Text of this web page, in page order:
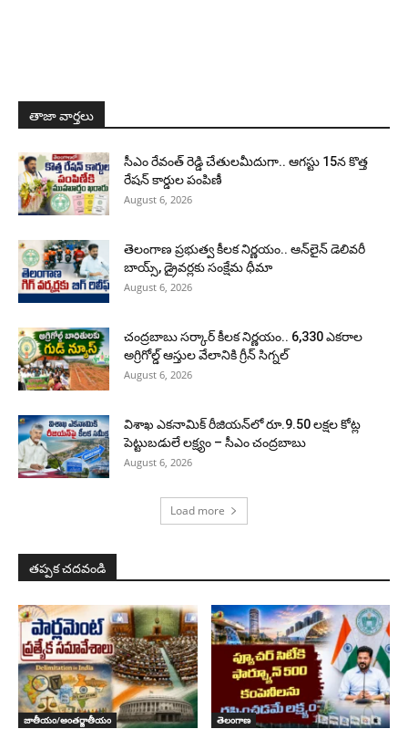
తాజా వార్తలు
సీఎం రేవంత్ రెడ్డి చేతులమీదుగా.. ఆగస్టు 15న కొత్త
రేషన్ కార్డుల పంపిణీ
August 6, 2026
తెలంగాణ ప్రభుత్వ కీలక నిర్ణయం.. ఆన్‌లైన్ డెలివరీ
బాయ్స్, డ్రైవర్లకు సంక్షేమ ధీమా
August 6, 2026
చంద్రబాబు సర్కార్ కీలక నిర్ణయం.. 6,330 ఎకరాల
అగ్రిగోల్డ్ ఆస్తుల వేలానికి గ్రీన్ సిగ్నల్
August 6, 2026
విశాఖ ఎకనామిక్ రీజియన్‌లో రూ.9.50 లక్షల కోట్ల
పెట్టుబడులే లక్ష్యం – సీఎం చంద్రబాబు
August 6, 2026
Load more
తప్పక చదవండి
జాతీయం/అంతర్జాతీయం తెలంగాణ